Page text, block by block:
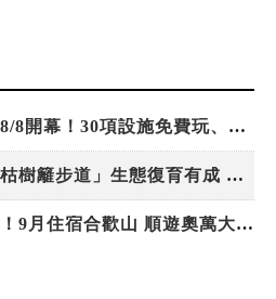
高雄最大親子遊樂園8/8開幕！30項設施免費玩、YOYO家族嗨翻暑假
虎頭埤森林秘境！「枯樹籬步道」生態復育有成 走進大自然生命教室
一趟旅程、雙重享受！9月住宿合歡山 順遊奧萬大10元優惠入園